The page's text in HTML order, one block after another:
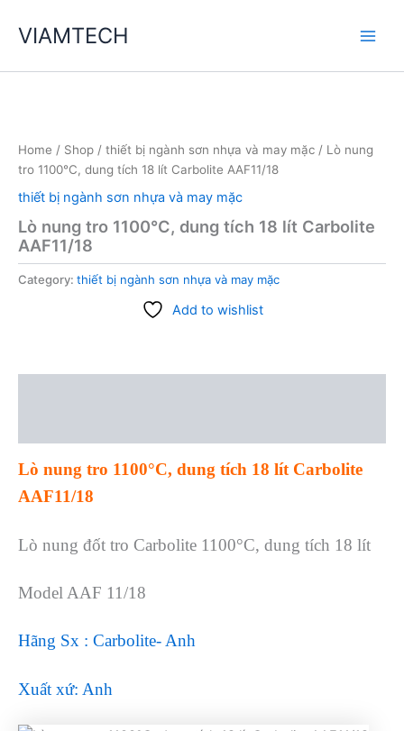
VIAMTECH
Home / Shop / thiết bị ngành sơn nhựa và may mặc / Lò nung
tro 1100°C, dung tích 18 lít Carbolite AAF11/18
thiết bị ngành sơn nhựa và may mặc
Lò nung tro 1100°C, dung tích 18 lít Carbolite
AAF11/18
Category: thiết bị ngành sơn nhựa và may mặc
Add to wishlist
Lò nung tro 1100°C, dung tích 18 lít Carbolite
AAF11/18
Lò nung đốt tro Carbolite 1100°C, dung tích 18 lít
Model AAF 11/18
Hãng Sx : Carbolite- Anh
Xuất xứ: Anh